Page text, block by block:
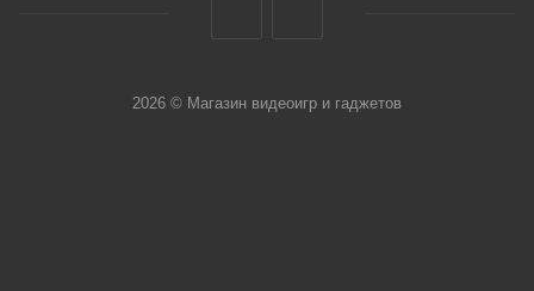
2026 © Магазин видеоигр и гаджетов